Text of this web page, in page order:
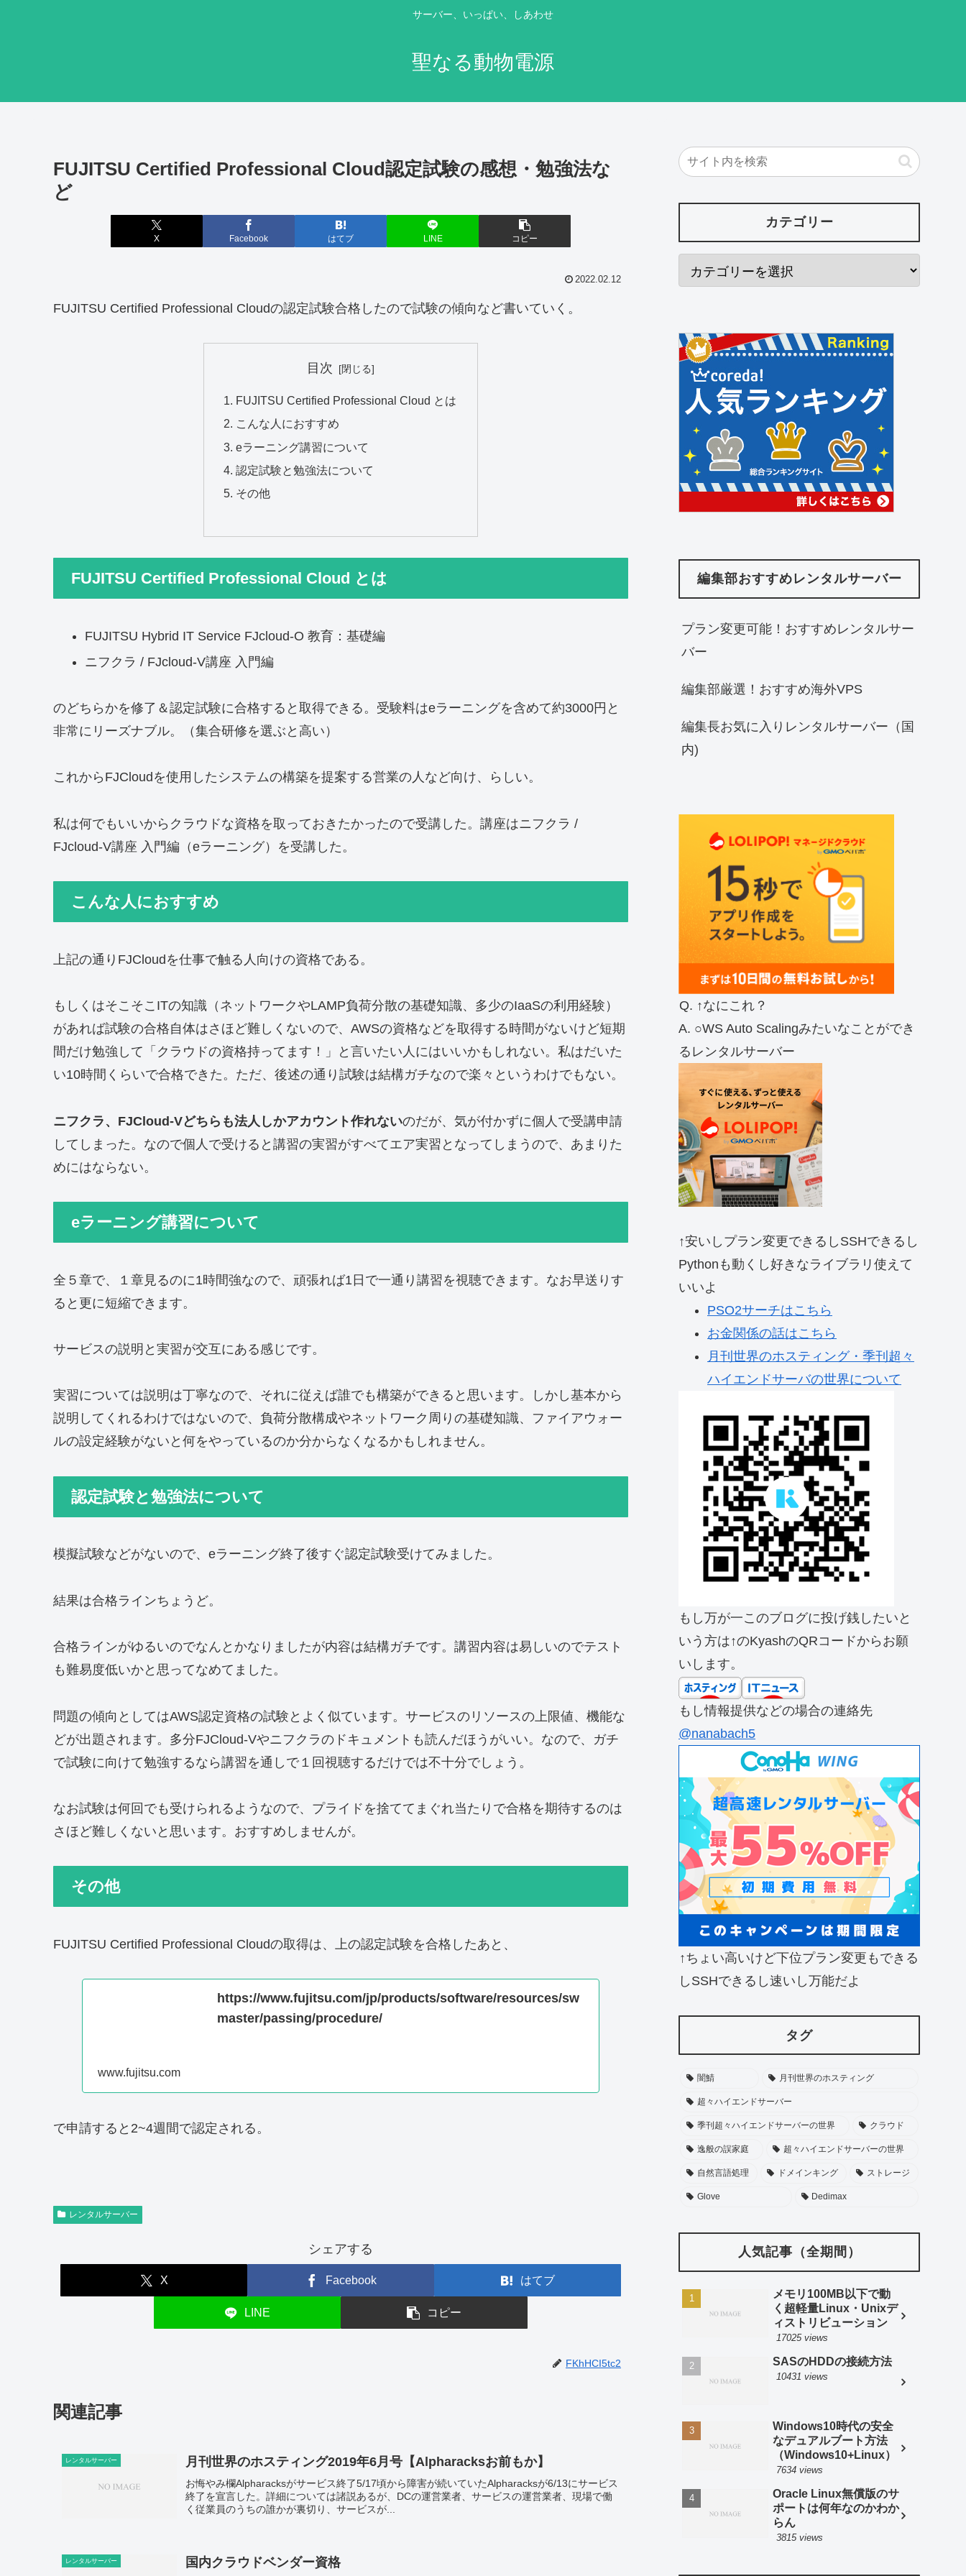
サーバー、いっぱい、しあわせ
聖なる動物電源
FUJITSU Certified Professional Cloud認定試験の感想・勉強法な
ど
X Facebook はてブ LINE コピー
2022.02.12
FUJITSU Certified Professional Cloudの認定試験合格したので試験の傾向など書いていく。
目次
FUJITSU Certified Professional Cloud とは
こんな人におすすめ
eラーニング講習について
認定試験と勉強法について
その他
FUJITSU Certified Professional Cloud とは
FUJITSU Hybrid IT Service FJcloud-O 教育：基礎編
ニフクラ / FJcloud-V講座 入門編
のどちらかを修了＆認定試験に合格すると取得できる。受験料はeラーニングを含めて約3000円と
非常にリーズナブル。（集合研修を選ぶと高い）
これからFJCloudを使用したシステムの構築を提案する営業の人など向け、らしい。
私は何でもいいからクラウドな資格を取っておきたかったので受講した。講座はニフクラ /
FJcloud-V講座 入門編（eラーニング）を受講した。
こんな人におすすめ
上記の通りFJCloudを仕事で触る人向けの資格である。
もしくはそこそこITの知識（ネットワークやLAMP負荷分散の基礎知識、多少のIaaSの利用経験）
があれば試験の合格自体はさほど難しくないので、AWSの資格などを取得する時間がないけど短期
間だけ勉強して「クラウドの資格持ってます！」と言いたい人にはいいかもしれない。私はだいた
い10時間くらいで合格できた。ただ、後述の通り試験は結構ガチなので楽々というわけでもない。
ニフクラ、FJCloud-Vどちらも法人しかアカウント作れないのだが、気が付かずに個人で受講申請
してしまった。なので個人で受けると講習の実習がすべてエア実習となってしまうので、あまりた
めにはならない。
eラーニング講習について
全５章で、１章見るのに1時間強なので、頑張れば1日で一通り講習を視聴できます。なお早送りす
ると更に短縮できます。
サービスの説明と実習が交互にある感じです。
実習については説明は丁寧なので、それに従えば誰でも構築ができると思います。しかし基本から
説明してくれるわけではないので、負荷分散構成やネットワーク周りの基礎知識、ファイアウォー
ルの設定経験がないと何をやっているのか分からなくなるかもしれません。
認定試験と勉強法について
模擬試験などがないので、eラーニング終了後すぐ認定試験受けてみました。
結果は合格ラインちょうど。
合格ラインがゆるいのでなんとかなりましたが内容は結構ガチです。講習内容は易しいのでテスト
も難易度低いかと思ってなめてました。
問題の傾向としてはAWS認定資格の試験とよく似ています。サービスのリソースの上限値、機能な
どが出題されます。多分FJCloud-Vやニフクラのドキュメントも読んだほうがいい。なので、ガチ
で試験に向けて勉強するなら講習を通しで１回視聴するだけでは不十分でしょう。
なお試験は何回でも受けられるようなので、プライドを捨ててまぐれ当たりで合格を期待するのは
さほど難しくないと思います。おすすめしませんが。
その他
FUJITSU Certified Professional Cloudの取得は、上の認定試験を合格したあと、
https://www.fujitsu.com/jp/products/software/resources/sw
master/passing/procedure/
www.fujitsu.com
で申請すると2~4週間で認定される。
レンタルサーバー
シェアする
X Facebook はてブ
LINE コピー
FKhHCI5tc2
関連記事
レンタルサーバー 月刊世界のホスティング2019年6月号【Alpharacksお前もか】
お悔やみ欄Alpharacksがサービス終了5/17頃から障害が続いていたAlpharacksが6/13にサービス
終了を宣言した。詳細については諸説あるが、DCの運営業者、サービスの運営業者、現場で働
く従業員のうちの誰かが裏切り、サービスが...
レンタルサーバー 国内クラウドベンダー資格
カテゴリー
編集部おすすめレンタルサーバー
プラン変更可能！おすすめレンタルサー
バー
編集部厳選！おすすめ海外VPS
編集長お気に入りレンタルサーバー（国
内)
Q. ↑なにこれ？
A. ○WS Auto Scalingみたいなことができ
るレンタルサーバー
↑安いしプラン変更できるしSSHできるし
Pythonも動くし好きなライブラリ使えて
いいよ
PSO2サーチはこちら
お金関係の話はこちら
月刊世界のホスティング・季刊超々
ハイエンドサーバの世界について
もし万が一このブログに投げ銭したいと
いう方は↑のKyashのQRコードからお願
いします。
もし情報提供などの場合の連絡先
@nanabach5
↑ちょい高いけど下位プラン変更もできる
しSSHできるし速いし万能だよ
タグ
闇鯖 月刊世界のホスティング
超々ハイエンドサーバー
季刊超々ハイエンドサーバーの世界 クラウド
逸般の誤家庭 超々ハイエンドサーバーの世界
自然言語処理 ドメインキング ストレージ
Glove Dedimax
人気記事（全期間）
メモリ100MB以下で動
く超軽量Linux・Unixデ
ィストリビューション
17025 views
SASのHDDの接続方法
10431 views
Windows10時代の安全
なデュアルブート方法
（Windows10+Linux）
7634 views
Oracle Linux無償版のサ
ポートは何年なのかわか
らん
3815 views